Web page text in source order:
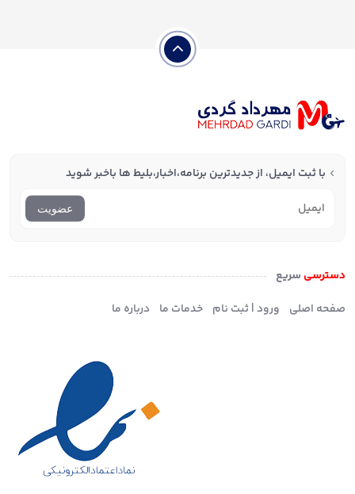
با ثبت ایمیل، از جدید‌ترین برنامه،اخبار،بلیط ها با‌خبر شوید
عضویت
دسترسی سریع
صفحه اصلی
ورود | ثبت نام خدمات ما درباره ما